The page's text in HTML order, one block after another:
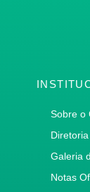
Sobre o
Diretoria
Galeria
Notas